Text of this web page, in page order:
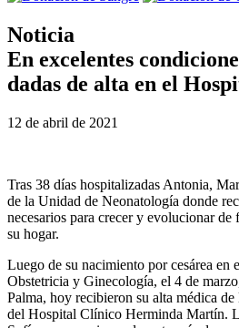
Noticia
En excelentes
dadas de alta en el
12 de abril de 2021
Tras 38 días hospitalizadas Antonia,
de la Unidad de Neonatología donde
necesarios para crecer y evolucionar de
su hogar.
Luego de su nacimiento por cesárea en
Obstetricia y Ginecología, el 4 de
Palma, hoy recibieron su alta médica
del Hospital Clínico Herminda Martín.